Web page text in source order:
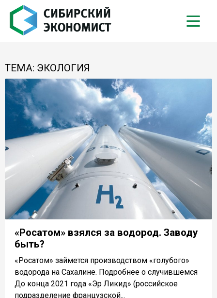
ТЕМА: ЭКОЛОГИЯ
«Росатом» взялся за водород. Заводу
быть?
«Росатом» займется производством «голубого»
водорода на Сахалине. Подробнее о случившемся
До конца 2021 года «Эр Ликид» (российское
подразделение французской...